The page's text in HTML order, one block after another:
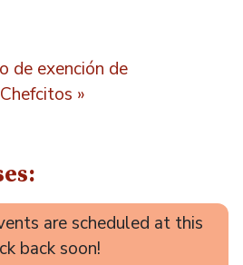
de exención de
»
are scheduled at this
back soon!